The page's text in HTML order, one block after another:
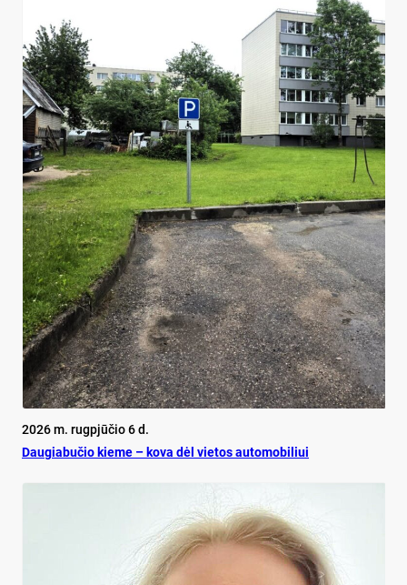
2026 m. rugpjūčio 6 d.
Dau­gia­bu­čio kie­me – ko­va dėl vie­tos au­to­mo­bi­liui